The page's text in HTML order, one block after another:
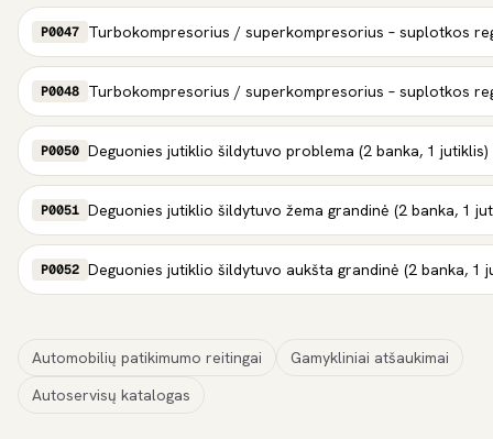
P0047 Turbokompresorius / superkompresorius – suplotkos
P0048 Turbokompresorius / superkompresorius – suplotkos
P0050 Deguonies jutiklio šildytuvo problema (2 banka, 1 jutiklis)
P0051 Deguonies jutiklio šildytuvo žema grandinė (2 banka, 1
P0052 Deguonies jutiklio šildytuvo aukšta grandinė (2 banka, 1
Automobilių patikimumo reitingai
Gamykliniai atšaukimai
Autoservisų katalogas